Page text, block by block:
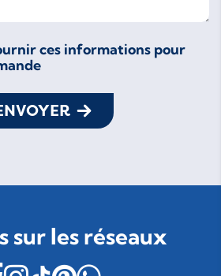
ces informations pour
sur les réseaux